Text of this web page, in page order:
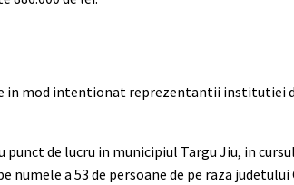
in mod intentionat reprezentantii institutiei
de lucru in municipiul Targu Jiu, in
a 53 de persoane de pe raza